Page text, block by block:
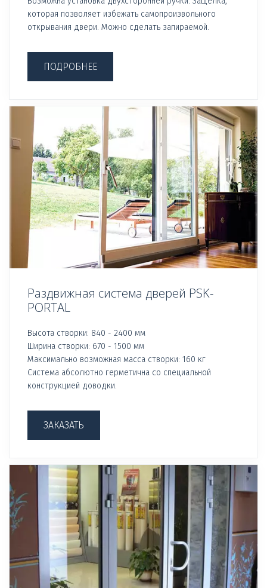
которая позволяет избежать самопроизвольного
открывания двери. Можно сделать запираемой.
ПОДРОБНЕЕ
Раздвижная система дверей PSK-
PORTAL
Высота створки: 840 - 2400 мм
Ширина створки: 670 - 1500 мм
Максимально возможная масса створки: 160 кг
Система абсолютно герметична со специальной
конструкцией доводки.
ЗАКАЗАТЬ